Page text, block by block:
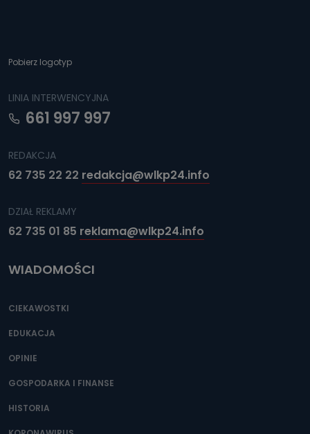
Pobierz logotyp
LINIA INTERWENCYJNA
661 997 997
REDAKCJA
62 735 22 22 redakcja@wlkp24.info
DZIAŁ REKLAMY
62 735 01 85 reklama@wlkp24.info
WIADOMOŚCI
CIEKAWOSTKI
EDUKACJA
OPINIE
GOSPODARKA I FINANSE
HISTORIA